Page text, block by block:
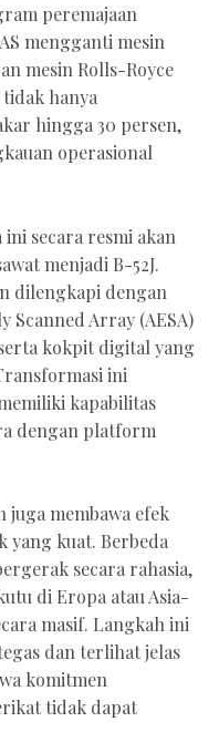
peremajaan
mengganti mesin
mesin Rolls-Royce
hanya
hingga 30 persen,
operasional
secara resmi akan
menjadi B-52J.
dilengkapi dengan
Scanned Array (AESA)
kokpit digital yang
ini
kapabilitas
dengan platform
juga membawa efek
yang kuat. Berbeda
secara rahasia,
di Eropa atau Asia-
masif. Langkah ini
dan terlihat jelas
komitmen
tidak dapat